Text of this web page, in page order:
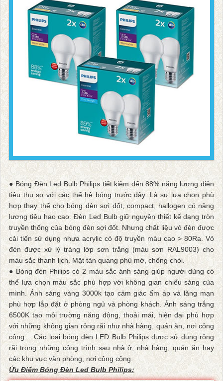
● Bóng Đèn Led Bulb Philips tiết kiệm đến 88% năng lượng điện
tiêu thụ so với các thế hệ bóng trước đây. Là sự lựa chọn phù
hợp thay thế cho bóng đèn sợi đốt, compact, hallogen có năng
lương tiêu hao cao. Đèn Led Bulb giữ nguyên thiết kế dạng tròn
truyền thống của bóng đèn sợi đốt. Nhưng chất liệu vỏ đèn được
cải tiến sử dụng nhựa acrylic có độ truyền màu cao > 80Ra. Vỏ
đèn được xử lý tráng lớp sơn trắng (màu sơn RAL9003) cho
màu sắc thanh lịch. Mặt tản quang phủ mờ, chống chói.
● Bóng đèn Philips có 2 màu sắc ánh sáng giúp người dùng có
thể lựa chọn màu sắc phù hợp với không gian chiếu sáng của
mình. Ánh sáng vàng 3000k tạo cảm giác ấm áp và lãng mạn
phù hợp lắp đặt ở phòng ngủ và phòng khách. Ánh sáng trắng
6500K tạo môi trường năng động, thoải mái, hiện đại phù hợp
với những không gian rộng rãi như nhà hàng, quán ăn, nơi công
cộng… Các loại bóng đèn LED Bulb Philips được sử dụng rộng
rãi trong những công trình sau nhà ở, nhà hàng, quán ăn hay
các khu vực văn phòng, nơi công cộng.
Ứu Điểm Bóng Đèn Led Bulb Philips: